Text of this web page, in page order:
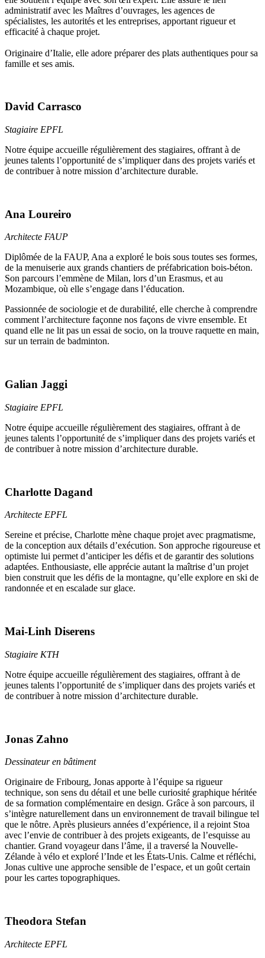
administratif avec les Maîtres d’ouvrages, les agences de
spécialistes, les autorités et les entreprises, apportant rigueur et
efficacité à chaque projet.
Originaire d’Italie, elle adore préparer des plats authentiques pour sa
famille et ses amis.
David Carrasco
Stagiaire EPFL
Notre équipe accueille régulièrement des stagiaires, offrant à de
jeunes talents l’opportunité de s’impliquer dans des projets variés et
de contribuer à notre mission d’architecture durable.
Ana Loureiro
Architecte FAUP
Diplômée de la FAUP, Ana a exploré le bois sous toutes ses formes,
de la menuiserie aux grands chantiers de préfabrication bois-béton.
Son parcours l’emmène de Milan, lors d’un Erasmus, et au
Mozambique, où elle s’engage dans l’éducation.
Passionnée de sociologie et de durabilité, elle cherche à comprendre
comment l’architecture façonne nos façons de vivre ensemble. Et
quand elle ne lit pas un essai de socio, on la trouve raquette en main,
sur un terrain de badminton.
Galian Jaggi
Stagiaire EPFL
Notre équipe accueille régulièrement des stagiaires, offrant à de
jeunes talents l’opportunité de s’impliquer dans des projets variés et
de contribuer à notre mission d’architecture durable.
Charlotte Dagand
Architecte EPFL
Sereine et précise, Charlotte mène chaque projet avec pragmatisme,
de la conception aux détails d’exécution. Son approche rigoureuse et
optimiste lui permet d’anticiper les défis et de garantir des solutions
adaptées. Enthousiaste, elle apprécie autant la maîtrise d’un projet
bien construit que les défis de la montagne, qu’elle explore en ski de
randonnée et en escalade sur glace.
Mai-Linh Diserens
Stagiaire KTH
Notre équipe accueille régulièrement des stagiaires, offrant à de
jeunes talents l’opportunité de s’impliquer dans des projets variés et
de contribuer à notre mission d’architecture durable.
Jonas Zahno
Dessinateur en bâtiment
Originaire de Fribourg, Jonas apporte à l’équipe sa rigueur
technique, son sens du détail et une belle curiosité graphique héritée
de sa formation complémentaire en design. Grâce à son parcours, il
s’intègre naturellement dans un environnement de travail bilingue tel
que le nôtre. Après plusieurs années d’expérience, il a rejoint Stoa
avec l’envie de contribuer à des projets exigeants, de l’esquisse au
chantier. Grand voyageur dans l’âme, il a traversé la Nouvelle-
Zélande à vélo et exploré l’Inde et les États-Unis. Calme et réfléchi,
Jonas cultive une approche sensible de l’espace, et un goût certain
pour les cartes topographiques.
Theodora Stefan
Architecte EPFL